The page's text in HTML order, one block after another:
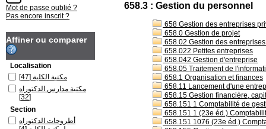
658.3 : Gestion du personnel
658 Gestion des entreprises
658.0 Gestion de projet
658.02 Gestion des
658.022 Petites entreprises
658.042 Gestion d'entreprise
658.05 Traitement de
658.1 Organisation et finances
658.11 Lancement d'une
658.15 Gestion financière,
658.151 1 Comptabilité de
658.151 1 (23e éd.)
658.151 1076 (23e éd.)
Mot de passe oublié ?
Pas encore inscrit ?
Affiner ou comparer
Localisation
مكتبة الكلية [47]
مكتبة مدارس الدكتوراه
[32]
Section
أطروحات الدكتوراه